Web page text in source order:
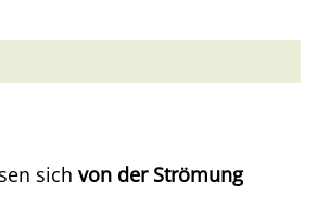
sich von der Strömung